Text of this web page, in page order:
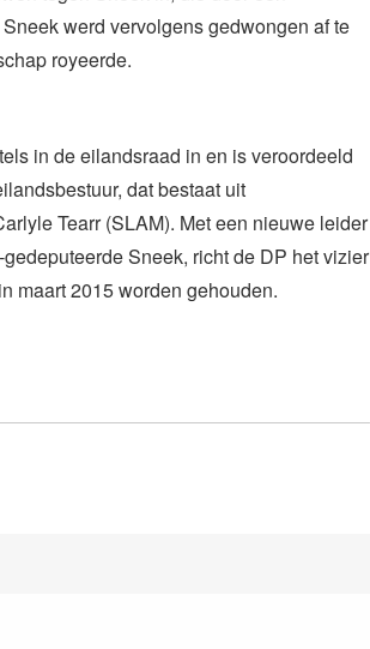
werd vervolgens gedwongen af te
royeerde.
in de eilandsraad in en is veroordeeld
dat bestaat uit
Tearr (SLAM). Met een nieuwe leider
Sneek, richt de DP het vizier
maart 2015 worden gehouden.